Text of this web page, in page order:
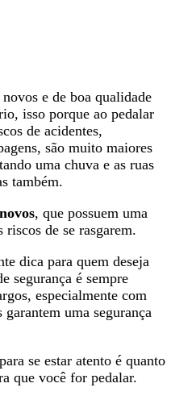
e de boa qualidade
isso porque ao pedalar
de acidentes,
são muito maiores
uma chuva e as ruas
também.
, que possuem uma
de se rasgarem.
dica para quem deseja
segurança é sempre
especialmente com
uma segurança
se estar atento é quanto
que você for pedalar.